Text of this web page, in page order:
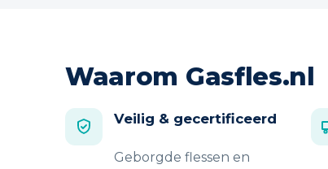
Waarom Gasfles.nl
Veilig & gecertificeerd
Geborgde flessen en